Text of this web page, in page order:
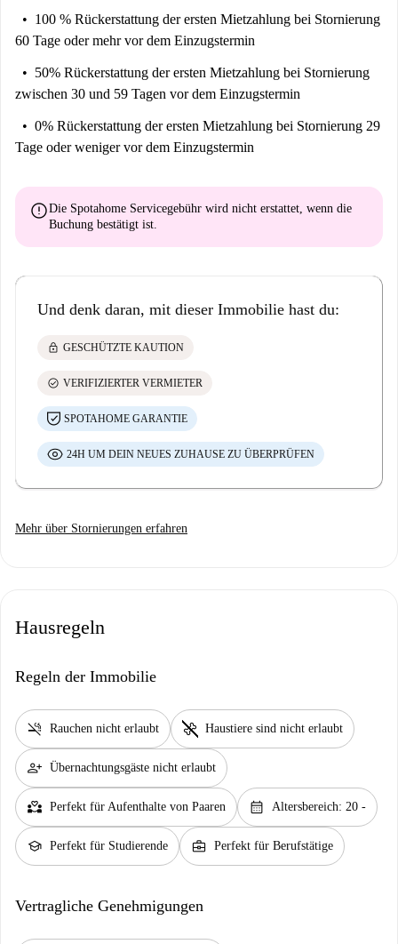
100 % Rückerstattung der ersten Mietzahlung bei Stornierung
60 Tage oder mehr vor dem Einzugstermin
50% Rückerstattung der ersten Mietzahlung bei Stornierung
zwischen 30 und 59 Tagen vor dem Einzugstermin
0% Rückerstattung der ersten Mietzahlung bei Stornierung 29
Tage oder weniger vor dem Einzugstermin
errorDie Spotahome Servicegebühr wird nicht erstattet, wenn die
Buchung bestätigt ist.
Und denk daran, mit dieser Immobilie hast du:
lock GESCHÜTZTE KAUTION
check_circle VERIFIZIERTER VERMIETER
SPOTAHOME GARANTIE
24H UM DEIN NEUES ZUHAUSE ZU ÜBERPRÜFEN
Mehr über Stornierungen erfahren
Hausregeln
Regeln der Immobilie
smoke_free Rauchen nicht erlaubt pet_supplies Haustiere sind nicht erlaubt
person_add Übernachtungsgäste nicht erlaubt
partner_heart Perfekt für Aufenthalte von Paaren calendar_month Altersbereich: 20 -
school Perfekt für Studierende business_center Perfekt für Berufstätige
Vertragliche Genehmigungen